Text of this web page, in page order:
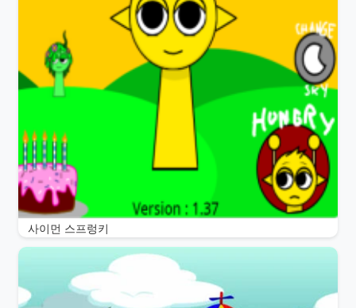
사이먼 스프렁키